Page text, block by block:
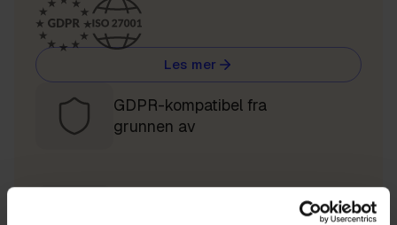
Les mer
GDPR-kompatibel fra
grunnen av